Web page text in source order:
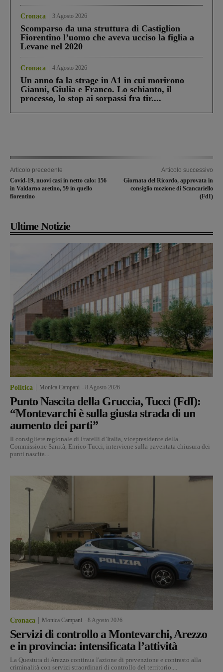
Cronaca 3 Agosto 2026
Scomparso da una struttura di Castiglion
Fiorentino l’uomo che aveva ucciso la figlia a
Levane nel 2020
Cronaca 4 Agosto 2026
Un anno fa la strage in A1 in cui morirono
Gianni, Giulia e Franco. Lo schianto, il
processo, lo stop ai sorpassi fra tir....
Articolo precedente
Covid-19, nuovi casi in netto calo: 156
in Valdarno aretino, 59 in quello
fiorentino
Articolo successivo
Giornata del Ricordo, approvata in
consiglio mozione di Scancariello
(FdI)
Ultime Notizie
Politica Monica Campani 8 Agosto 2026
Punto Nascita della Gruccia, Tucci (FdI):
“Montevarchi è sulla giusta strada di un
aumento dei parti”
Il consigliere regionale di Fratelli d’Italia, vicepresidente della
Commissione Sanità, Enrico Tucci, interviene sulla paventata chiusura dei
punti nascita...
Cronaca Monica Campani 8 Agosto 2026
Servizi di controllo a Montevarchi, Arezzo
e in provincia: intensificata l’attività
La Questura di Arezzo continua l'azione di prevenzione e contrasto alla
criminalità con servizi straordinari di controllo del territorio....